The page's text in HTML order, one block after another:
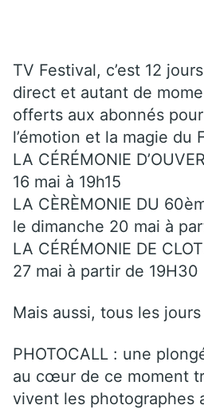
TV Festival, c’est 12
direct et autant de
offerts aux abonnés
l’émotion et la magie du
LA CÉRÉMONIE
16 mai à 19h15
LA CÈRÈMONIE DU
le dimanche 20 mai à
LA CÉRÉMONIE DE
27 mai à partir de 19H30
Mais aussi, tous les jours
PHOTOCALL : une
au cœur de ce moment
vivent les photographes